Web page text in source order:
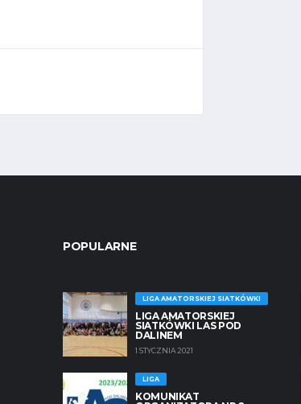
POPULARNE
LIGA AMATORSKIEJ SIATKÓWKI
LIGA AMATORSKIEJ
SIATKÓWKI LAS POD
DALINEM
1 STYCZNIA 2021
LIGA
KOMUNIKAT